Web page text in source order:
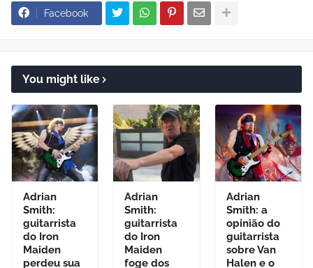
Facebook
You might like
Adrian
Smith:
guitarrista
do Iron
Maiden
perdeu sua
Adrian
Smith:
guitarrista
do Iron
Maiden
foge dos
Adrian
Smith: a
opinião do
guitarrista
sobre Van
Halen e o